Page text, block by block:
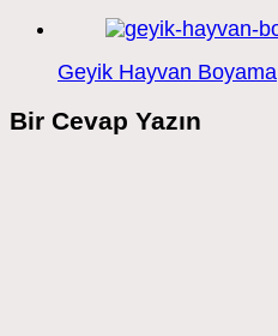
Geyik Hayvan Boyama
Bir Cevap Yazın